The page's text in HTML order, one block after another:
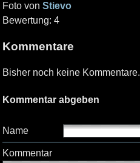
Foto von Stievo
Bewertung: 4
Kommentare
Bisher noch keine Kommentare.
Kommentar abgeben
Name
Kommentar